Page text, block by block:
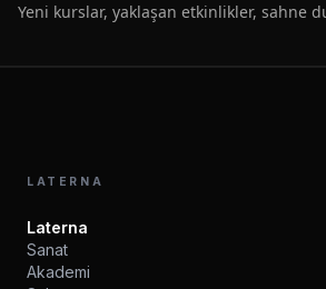
Yeni kurslar, yaklaşan etkinlikler, sahne
LATERNA
Laterna
Sanat
Akademi